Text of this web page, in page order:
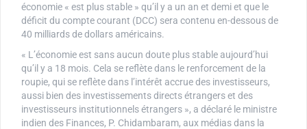
économie « est plus stable » qu’il y a un an et demi et que le
déficit du compte courant (DCC) sera contenu en-dessous de
40 milliards de dollars américains.
« L’économie est sans aucun doute plus stable aujourd’hui
qu’il y a 18 mois. Cela se reflète dans le renforcement de la
roupie, qui se reflète dans l’intérêt accrue des investisseurs,
aussi bien des investissements directs étrangers et des
investisseurs institutionnels étrangers », a déclaré le ministre
indien des Finances, P. Chidambaram, aux médias dans la